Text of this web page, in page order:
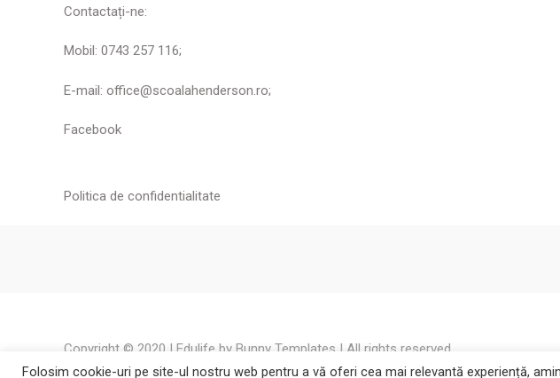
Contactați-ne:
Mobil: 0743 257 116;
E-mail: office@scoalahenderson.ro;
Facebook
Politica de confidentialitate
Copyright © 2020 | Edulife by Bunny Templates | All rights reserved
Folosim cookie-uri pe site-ul nostru web pentru a vă oferi cea mai relevantă experiență,